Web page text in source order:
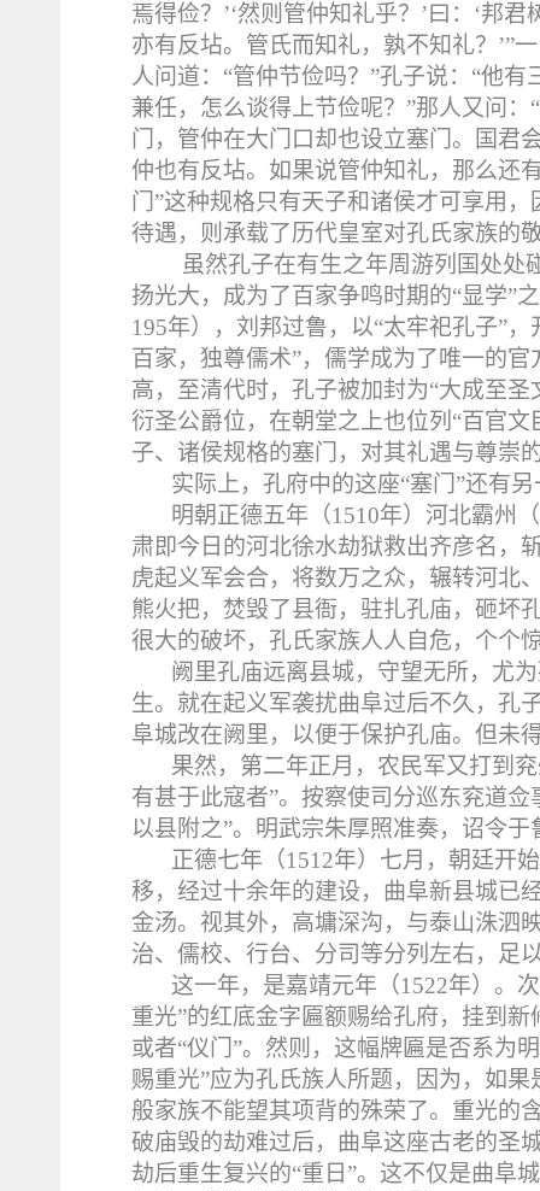
焉得俭？’‘然则管仲知礼乎？’曰：‘邦
亦有反坫。管氏而知礼，孰不知礼？’”
人问道：“管仲节俭吗？”孔子说：“他
兼任，怎么谈得上节俭呢？”那人又问：
门，管仲在大门口却也设立塞门。国君
仲也有反坫。如果说管仲知礼，那么还
门”这种规格只有天子和诸侯才可享用
待遇，则承载了历代皇室对孔氏家族的
虽然孔子在有生之年周游列国处处
扬光大，成为了百家争鸣时期的“显学”
195年），刘邦过鲁，以“太牢祀孔子”
百家，独尊儒术”，儒学成为了唯一的
高，至清代时，孔子被加封为“大成至
衍圣公爵位，在朝堂之上也位列“百官
子、诸侯规格的塞门，对其礼遇与尊崇
实际上，孔府中的这座“塞门”还有
明朝正德五年（1510年）河北霸州
肃即今日的河北徐水劫狱救出齐彦名，
虎起义军会合，将数万之众，辗转河北
熊火把，焚毁了县衙，驻扎孔庙，砸坏
很大的破坏，孔氏家族人人自危，个个
阙里孔庙远离县城，守望无所，尤
生。就在起义军袭扰曲阜过后不久，孔
阜城改在阙里，以便于保护孔庙。但未
果然，第二年正月，农民军又打到
有甚于此寇者”。按察使司分巡东兖道
以县附之”。明武宗朱厚照准奏，诏令
正德七年（1512年）七月，朝廷开
移，经过十余年的建设，曲阜新县城已
金汤。视其外，高墉深沟，与泰山洙泗
治、儒校、行台、分司等分列左右，足
这一年，是嘉靖元年（1522年）。
重光”的红底金字匾额赐给孔府，挂到
或者“仪门”。然则，这幅牌匾是否系为
赐重光”应为孔氏族人所题，因为，如
般家族不能望其项背的殊荣了。重光的
破庙毁的劫难过后，曲阜这座古老的圣
劫后重生复兴的“重日”。这不仅是曲阜